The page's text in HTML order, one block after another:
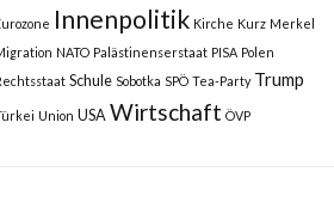
Innenpolitik Kirche Kurz Merkel
NATO Palästinenserstaat PISA Polen
Schule Sobotka SPÖ Tea-Party Trump
Union USA Wirtschaft ÖVP